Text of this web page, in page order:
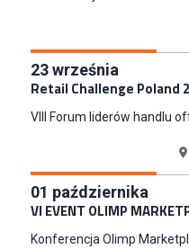
Key Account Manager
Puccini
Junior RPA Developer (k/
TERG S.A.
23września
Retail Challenge Poland
VIII Forum liderów handlu
01 października
VI EVENT OLIMP
Konferencja Olimp